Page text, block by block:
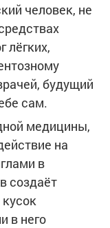
человек, не
лёгких,
будущий
сам.
медицины,
на
в
создаёт
в него